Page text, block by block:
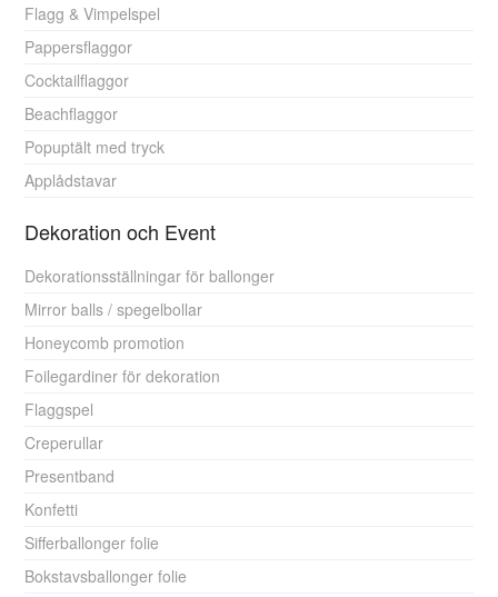
Flagg & Vimpelspel
Pappersflaggor
Cocktailflaggor
Beachflaggor
Popuptält med tryck
Applådstavar
Dekoration och Event
Dekorationsställningar för ballonger
Mirror balls / spegelbollar
Honeycomb promotion
Foilegardiner för dekoration
Flaggspel
Creperullar
Presentband
Konfetti
Sifferballonger folie
Bokstavsballonger folie